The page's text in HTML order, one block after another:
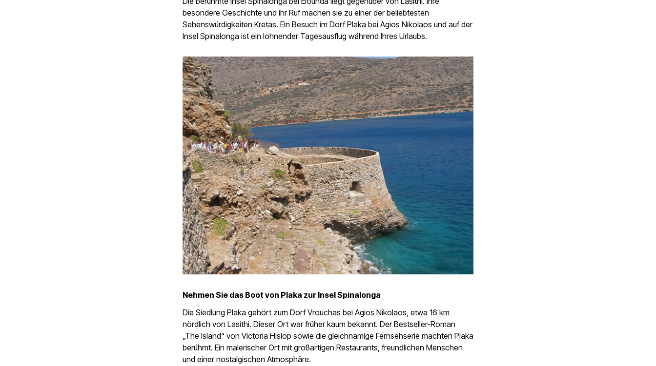
besondere Geschichte und ihr Ruf machen sie zu einer der beliebtesten
Sehenswürdigkeiten Kretas. Ein Besuch im Dorf Plaka bei Agios Nikolaos und auf der
Insel Spinalonga ist ein lohnender Tagesausflug während Ihres Urlaubs.
Nehmen Sie das Boot von Plaka zur Insel Spinalonga
Die Siedlung Plaka gehört zum Dorf Vrouchas bei Agios Nikolaos, etwa 16 km
nördlich von Lasithi. Dieser Ort war früher kaum bekannt. Der Bestseller-Roman
„The Island“ von Victoria Hislop sowie die gleichnamige Fernsehserie machten Plaka
berühmt. Ein malerischer Ort mit großartigen Restaurants, freundlichen Menschen
und einer nostalgischen Atmosphäre.